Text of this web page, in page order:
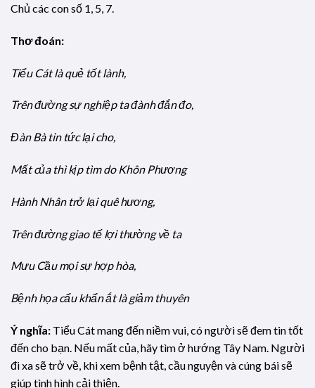
Chủ các con số 1, 5, 7.
Thơ đoán:
Tiểu Cát là quẻ tốt lành,
Trên đường sự nghiệp ta đành đắn đo,
Đàn Bà tin tức lại cho,
Mất của thì kịp tìm do Khôn Phương
Hành Nhân trở lại quê hương,
Trên đường giao tế lợi thường về ta
Mưu Cầu mọi sự hợp hòa,
Bệnh họa cẩu khẩn ắt là giảm thuyên
Ý nghĩa: Tiểu Cát mang đến niềm vui, có người sẽ đem tin tốt
đến cho bạn. Nếu mất của, hãy tìm ở hướng Tây Nam. Người
đi xa sẽ trở về, khi xem bệnh tật, cầu nguyện và cúng bái sẽ
giúp tình hình cải thiện.